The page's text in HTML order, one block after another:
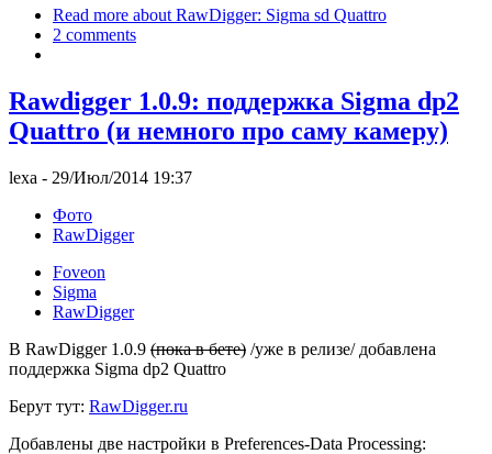
Read more about RawDigger: Sigma sd Quattro
2 comments
Rawdigger 1.0.9: поддержка Sigma dp2
Quattro (и немного про саму камеру)
lexa - 29/Июл/2014 19:37
Фото
RawDigger
Foveon
Sigma
RawDigger
В RawDigger 1.0.9 (пока в бете) /уже в релизе/ добавлена
поддержка Sigma dp2 Quattro
Берут тут: RawDigger.ru
Добавлены две настройки в Preferences-Data Processing: